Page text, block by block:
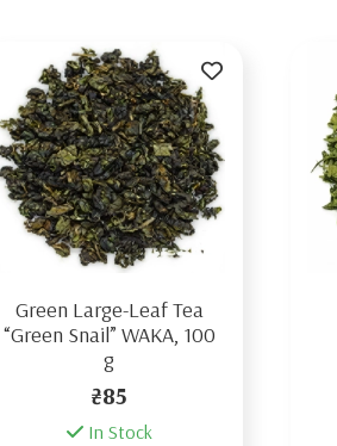
Green Large-Leaf Tea
“Green Snail” WAKA, 100
g
₴85
In Stock